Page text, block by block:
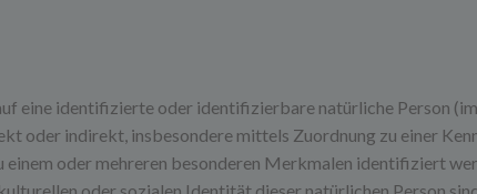
eine identifizierte oder identifizierbare natürliche Person
oder indirekt, insbesondere mittels Zuordnung zu einer
oder mehreren besonderen Merkmalen identifiziert